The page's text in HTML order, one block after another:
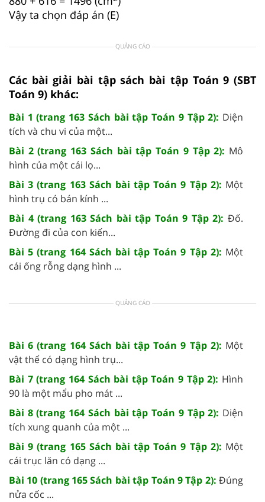
Vậy ta chọn đáp án (E)
QUẢNG CÁO
Các bài giải bài tập sách bài tập Toán 9 (SBT
Toán 9) khác:
Bài 1 (trang 163 Sách bài tập Toán 9 Tập 2): Diện
tích và chu vi của một...
Bài 2 (trang 163 Sách bài tập Toán 9 Tập 2): Mô
hình của một cái lọ...
Bài 3 (trang 163 Sách bài tập Toán 9 Tập 2): Một
hình trụ có bán kính ...
Bài 4 (trang 163 Sách bài tập Toán 9 Tập 2): Đố.
Đường đi của con kiến...
Bài 5 (trang 164 Sách bài tập Toán 9 Tập 2): Một
cái ống rỗng dạng hình ...
QUẢNG CÁO
Bài 6 (trang 164 Sách bài tập Toán 9 Tập 2): Một
vật thể có dạng hình trụ...
Bài 7 (trang 164 Sách bài tập Toán 9 Tập 2): Hình
90 là một mẩu pho mát ...
Bài 8 (trang 164 Sách bài tập Toán 9 Tập 2): Diện
tích xung quanh của một ...
Bài 9 (trang 165 Sách bài tập Toán 9 Tập 2): Một
cái trục lăn có dạng ...
Bài 10 (trang 165 Sách bài tập Toán 9 Tập 2): Đúng
nửa cốc ...